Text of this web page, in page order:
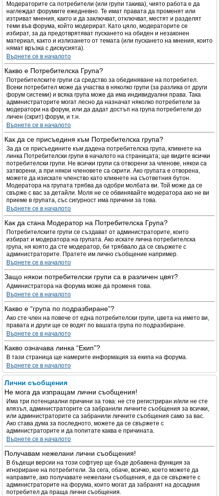
Модераторите са потребители (или групи такива), чиято работа е да
наглеждат форумите ежедневно. Те имат правата да променят или
изтриват мнения, както и да заключват, отключват, местят и разделят
теми във форума, който модерират. Като цяло, модераторите се
избират, за да предотврятяват пускането на обиден и незаконен
материал, както и излизането от темата (или пускането на мнения, които
нямат връзка с дискусията).
Върнете се в началото
Какво е Потребителска Група?
Потребителските групи са средство за обединяване на потребител.
Всеки потребител може да участва в няколко групи (за разлика от други
форум системи) и всяка група може да има индивидуални права. Така
администраторите могат лесно да назначат няколко потребители за
модератори на форум, или да дадат достъп на група потребители до
личен (скрит) форум, и т.н.
Върнете се в началото
Как да се присъединя към Потребителска група?
За да се присъедините към дадена потребителска група, кликнете на
линка Потребителски групи в началото на страницата; ще видите всички
потребителски групи. Не всички групи са отворени за членове, някои са
затворени, а при някои членовете са скрити. Ако групата е отворена,
можете да изискате членство като кликнете на съответния бутон.
Модератора на групата трябва да одобри молбата ви. Той може да се
свърже с вас за детайли. Моля не се обвинявайте модератора ако не ви
приеме в групата, със сигурност има причини за това.
Върнете се в началото
Как да стана Модератор на Потребителска Група?
Потребителските групи се създават от администраторите, които
избират и модератора на групата. Ако искате лична потребителска
група, ня която да сте модератор, би трябвало да се свържете с
администраторите. Пратете им лично съобщение например.
Върнете се в началото
Защо някои потребителски групи са в различен цвят?
Администратора на форума може да променя това.
Върнете се в началото
Какво е “група по подразбиране”?
Ако сте член на повече от една потребителски групи, цвета на името ви,
правата и други ще се водят по вашата група по подразбиране.
Върнете се в началото
Какво означава линка “Екип”?
В тази страница ще намерите информация за екипа на форума.
Върнете се в началото
Лични съобщения
Не мога да изпращам лични съобщения!
Има три потенциални причини за това: не сте регистриран и/или не сте
влязъл, администраторите са забранили личните съобщения за всички,
или администраторите са забранили личните съобщения само за вас.
Ако става дума за последното, можете да се свържете с
администраторите и да попитате каква е причината.
Върнете се в началото
Получавам нежелани лични съобщения!
В бъдещи версии на този софтуер ще бъде добавена функция за
игнориране на потребители. За сега, обаче, всичко, което можете да
направите, ако получавате нежелани съобщения, е да се свържете с
администраторите на форума, които могат да забранят на досадния
потребител да праща лични съобщения.